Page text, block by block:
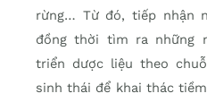
rừng… Từ đó, tiếp nhận
đồng thời tìm ra những
triển dược liệu theo
sinh thái để khai thác